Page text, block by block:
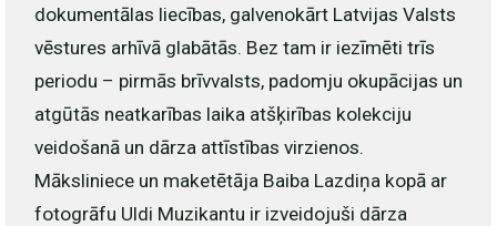
dokumentālas liecības, galvenokārt Latvijas Valsts
vēstures arhīvā glabātās. Bez tam ir iezīmēti trīs
periodu – pirmās brīvvalsts, padomju okupācijas un
atgūtās neatkarības laika atšķirības kolekciju
veidošanā un dārza attīstības virzienos.
Māksliniece un maketētāja Baiba Lazdiņa kopā ar
fotogrāfu Uldi Muzikantu ir izveidojuši dārza